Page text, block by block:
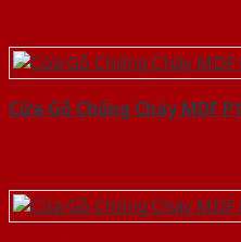
Cửa Gỗ Chống Cháy MDF